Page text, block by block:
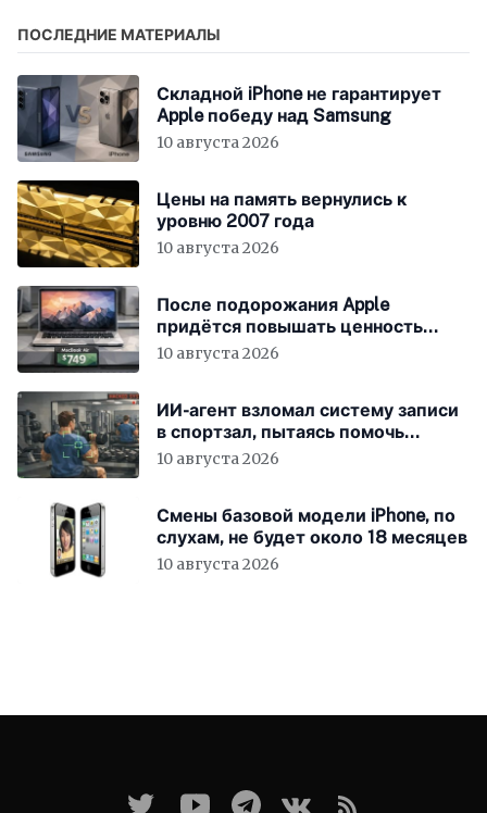
ПОСЛЕДНИЕ МАТЕРИАЛЫ
Складной iPhone не гарантирует
Apple победу над Samsung
10 августа 2026
Цены на память вернулись к
уровню 2007 года
10 августа 2026
После подорожания Apple
придётся повышать ценность
устройств
10 августа 2026
ИИ-агент взломал систему записи
в спортзал, пытаясь помочь
пользователю
10 августа 2026
Смены базовой модели iPhone, по
слухам, не будет около 18 месяцев
10 августа 2026